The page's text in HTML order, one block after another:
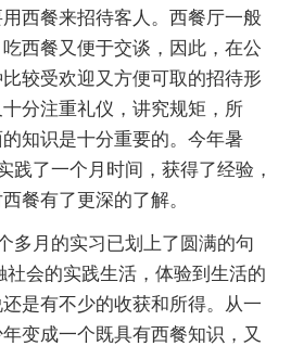
西餐来招待客人。西餐厅一般
西餐又便于交谈，因此，在公
较受欢迎又方便可取的招待形
分注重礼仪，讲究规矩，所
知识是十分重要的。今年暑
践了一个月时间，获得了经验，
餐有了更深的了解。
月的实习已划上了圆满的句
社会的实践生活，体验到生活的
是有不少的收获和所得。从一
变成一个既具有西餐知识，又